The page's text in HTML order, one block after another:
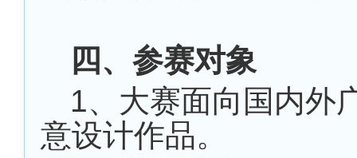
四、参赛对象
1、大赛面向国内外
意设计作品。